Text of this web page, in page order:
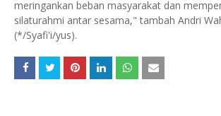
meringankan beban masyarakat dan
silaturahmi antar sesama," tambah Andri
(*/Syafi'i/yus).